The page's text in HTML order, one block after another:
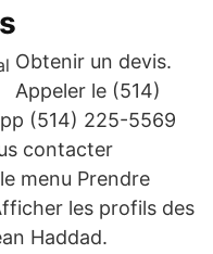
Obtenir un devis.
Appeler le (514)
(514) 225-5569
contacter
menu Prendre
les profils des
Haddad.